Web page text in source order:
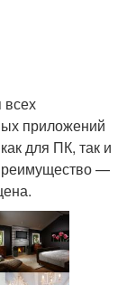
приложений
для ПК, так и
—